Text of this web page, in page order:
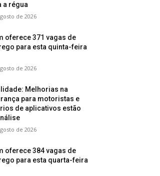
a régua
de 2026
oferece 371 vagas de
para esta quinta-feira
de 2026
Melhorias na
para motoristas e
de aplicativos estão
de 2026
oferece 384 vagas de
para esta quarta-feira